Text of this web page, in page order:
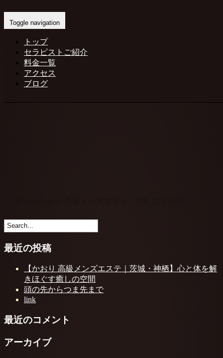
Toggle navigation
トップ
セラピストご紹介
料金一覧
アクセス
ブログ
Home-ユリ(…
最近の投稿
【かおり 高級メンズエステ｜茨城・神栖】心と体を解
きほぐす癒しの空間
頭の先からつま先まで
link
最近のコメント
アーカイブ